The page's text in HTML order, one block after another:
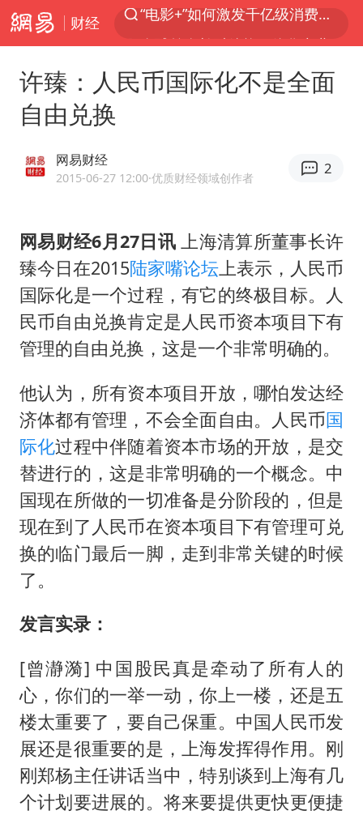
财经
“秋天的第一杯奶茶”6岁了
国乒男单横滨冠军赛全军覆没
胡彦斌获《歌手2026》歌王
U17国足三连胜晋级明日之星半决赛
美股存储板块集体大跌
中巨芯：上半年归母净利润1405.77万元
日本试射“战斧”导弹，国防部回应
名创优品回应女子吐槽内裤质量差
百花奖开幕式
胡彦斌韩磊 谁帮谁
夯实基础开新局
许臻：人民币国际化不是全面
自由兑换
网易财经
2015-06-27 12:00·优质财经领域创作者
2
网易财经6月27日讯上海清算所董事长许
臻今日在2015陆家嘴论坛上表示，人民币
国际化是一个过程，有它的终极目标。人
民币自由兑换肯定是人民币资本项目下有
管理的自由兑换，这是一个非常明确的。
他认为，所有资本项目开放，哪怕发达经
济体都有管理，不会全面自由。人民币国
际化过程中伴随着资本市场的开放，是交
替进行的，这是非常明确的一个概念。中
国现在所做的一切准备是分阶段的，但是
现在到了人民币在资本项目下有管理可兑
换的临门最后一脚，走到非常关键的时候
了。
发言实录：
[曾瀞漪] 中国股民真是牵动了所有人的
心，你们的一举一动，你上一楼，还是五
楼太重要了，要自己保重。中国人民币发
展还是很重要的是，上海发挥得作用。刚
刚郑杨主任讲话当中，特别谈到上海有几
个计划要进展的。将来要提供更快更便捷